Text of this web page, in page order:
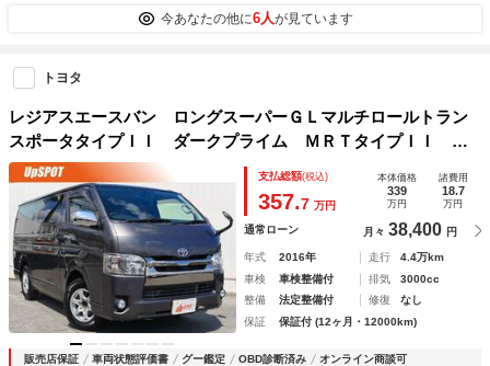
今あなたの他に6人が見ています
トヨタ
レジアスエースバン ロングスーパーＧＬマルチロールトラン
スポータタイプＩＩ ダークプライム ＭＲＴタイプＩＩ パ
ナソニックＳＤナビ Ｂカメラ 専用防滴フラットフロア 純
正フロントドラレコ 純正リアカーテン ＬＥＤヘッドライ
ト スマートキー オートエアコン ＥＴＣ ハーフレザー
支払総額(税込)
357.7 万円
本体価格
339
万円
諸費用
18.7
万円
通常ローン 月々 38,400 円
年式 2016年 走行
4.4万km
車検
車検整備付 排気
3000cc
整備
法定整備付 修復
なし
保証
保証付 (12ヶ月・12000km)
販売店保証 車両状態評価書 グー鑑定 OBD診断済み オンライン商談可